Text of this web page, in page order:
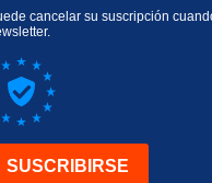
cancelar su suscripción
SUSCRIBIRSE